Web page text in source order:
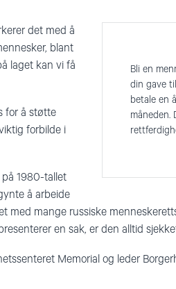
Bli en
din gave
betale en
månede
det med å
blant
laget kan vi få
for å støtte
forbilde i
1980-tallet
å arbeide
med mange russiske
en sak, er den alltid
Memorial og leder